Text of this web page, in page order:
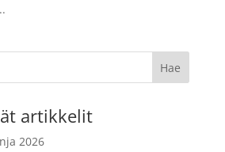
artikkelit
2026